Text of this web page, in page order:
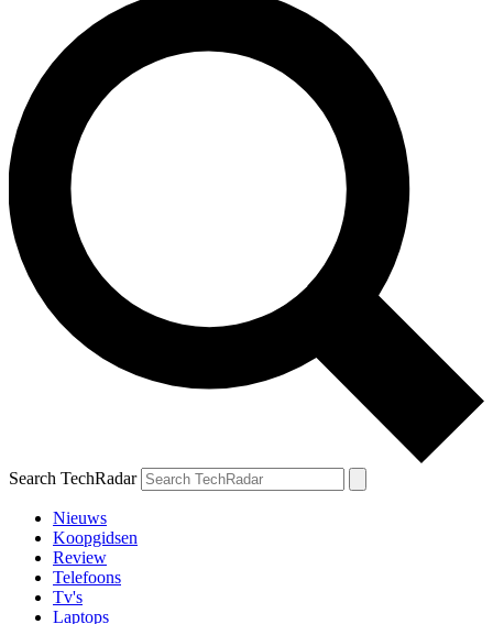
Search TechRadar
Nieuws
Koopgidsen
Review
Telefoons
Tv's
Laptops